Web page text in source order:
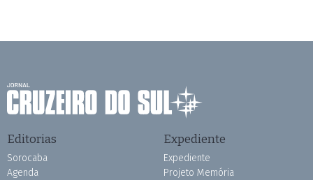
Editorias
Sorocaba
Agenda
Expediente
Expediente
Projeto Memória